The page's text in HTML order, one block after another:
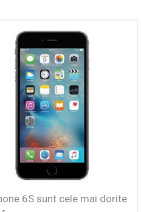
6S sunt cele mai dorite